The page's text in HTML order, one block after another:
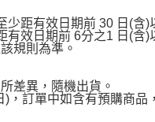
距有效日期前 30 日(含)
效日期前 6分之1 日(含)
規則為準。
差異，隨機出貨。
訂單中如含有預購商品